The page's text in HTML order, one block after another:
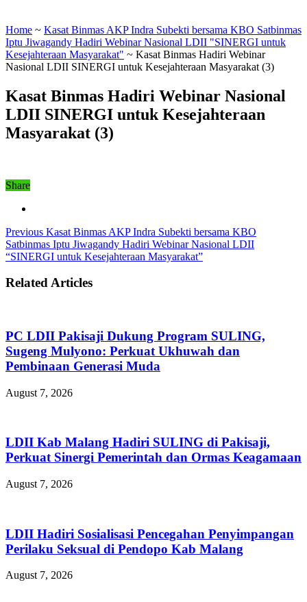
Home ~ Kasat Binmas AKP Indra Subekti bersama KBO Satbinmas
Iptu Jiwagandy Hadiri Webinar Nasional LDII "SINERGI untuk
Kesejahteraan Masyarakat" ~ Kasat Binmas Hadiri Webinar
Nasional LDII SINERGI untuk Kesejahteraan Masyarakat (3)
Kasat Binmas Hadiri Webinar Nasional
LDII SINERGI untuk Kesejahteraan
Masyarakat (3)
Share
Previous Kasat Binmas AKP Indra Subekti bersama KBO
Satbinmas Iptu Jiwagandy Hadiri Webinar Nasional LDII
“SINERGI untuk Kesejahteraan Masyarakat”
Related Articles
PC LDII Pakisaji Dukung Program SULING,
Sugeng Mulyono: Perkuat Ukhuwah dan
Pembinaan Generasi Muda
August 7, 2026
LDII Kab Malang Hadiri SULING di Pakisaji,
Perkuat Sinergi Pemerintah dan Ormas Keagamaan
August 7, 2026
LDII Hadiri Sosialisasi Pencegahan Penyimpangan
Perilaku Seksual di Pendopo Kab Malang
August 7, 2026